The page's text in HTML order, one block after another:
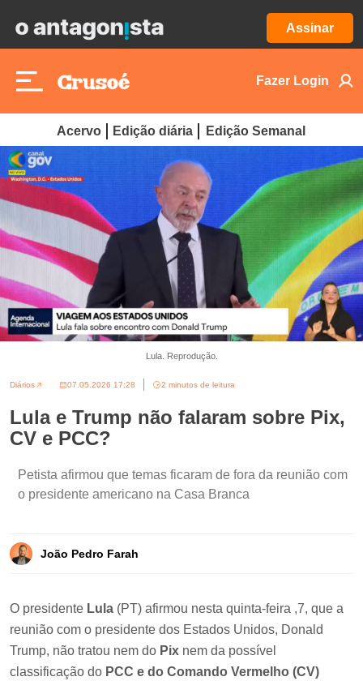
Assinar
Fazer Login
Acervo Edição diária Edição Semanal
Lula. Reprodução.
Diários 07.05.2026 17:28 2 minutos de leitura
Lula e Trump não falaram sobre Pix,
CV e PCC?
Petista afirmou que temas ficaram de fora da reunião com
o presidente americano na Casa Branca
João Pedro Farah
O presidente Lula (PT) afirmou nesta quinta-feira ,7, que a
reunião com o presidente dos Estados Unidos, Donald
Trump, não tratou nem do Pix nem da possível
classificação do PCC e do Comando Vermelho (CV)